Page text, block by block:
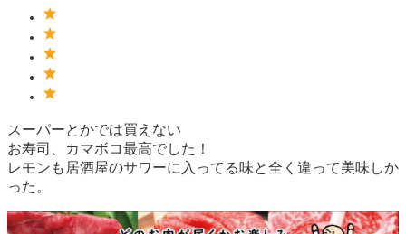
スーパーとかでは買えない
お寿司、カマボコ最高でした！
レモンも居酒屋のサワーに入ってる味と全く違って美味しか
った。